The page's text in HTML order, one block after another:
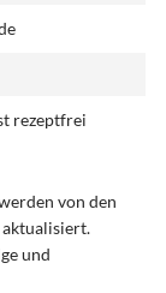
rezeptfrei
von den
und